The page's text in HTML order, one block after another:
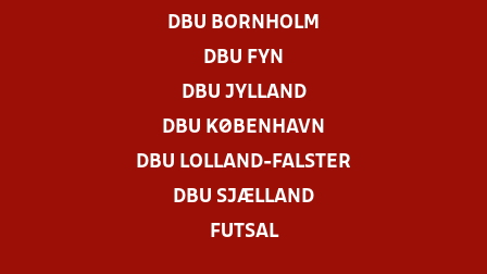
DBU BORNHOLM
DBU FYN
DBU JYLLAND
DBU KØBENHAVN
DBU LOLLAND-FALSTER
DBU SJÆLLAND
FUTSAL